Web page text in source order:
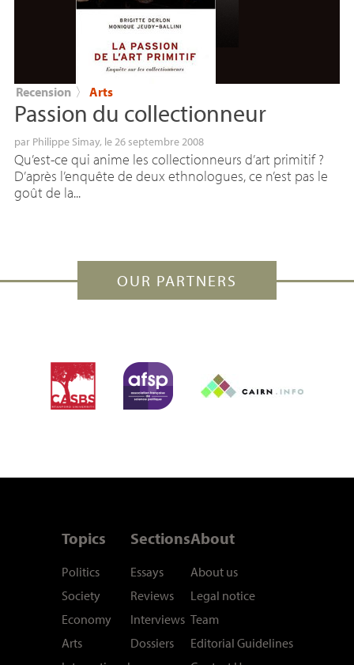
Recension 〉 Arts
Passion du collectionneur
par Philippe Simay, le 26 septembre 2008
Qu’est-ce qui anime les collectionneurs d’art primitif ?
D’après l’enquête de deux ethnologues, ce n’est pas le
goût de la...
OUR PARTNERS
Topics
Politics
Society
Economy
Arts
Sections
Essays
Reviews
Interviews
Dossiers
About
About us
Legal notice
Team
Editorial Guidelines